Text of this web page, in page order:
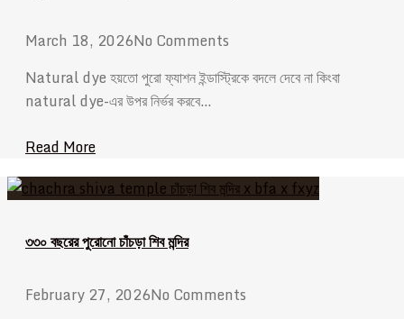
March 18, 2026No Comments
Natural dye হয়তো পুরো ফ্যাশন ইন্ডাস্ট্রিকে বদলে দেবে না কিংবা
natural dye-এর উপর নির্ভর করবে…
Read More
৩৩০ বছরের পুরোনো চাঁচড়া শিব মন্দির
February 27, 2026No Comments